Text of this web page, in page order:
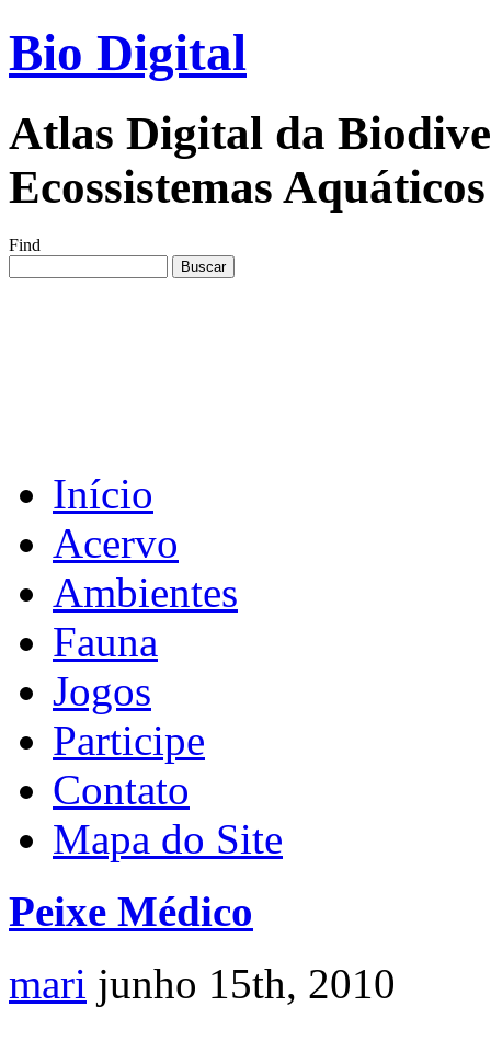
Bio Digital
Atlas Digital da
Ecossistemas
Find
Início
Acervo
Ambientes
Fauna
Jogos
Participe
Contato
Mapa do Site
Peixe Médico
mari junho 15th, 2010